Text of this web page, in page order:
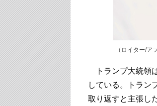
（ロイター/ア
トランプ大統領
している。トラン
取り返すと主張し